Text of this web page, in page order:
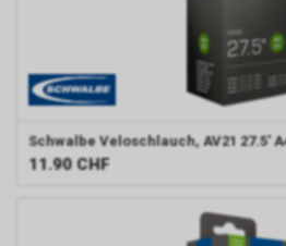
Schwalbe Veloschlauch, AV21 27.5'
11.90 CHF